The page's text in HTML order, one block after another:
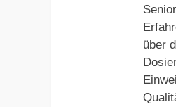
über